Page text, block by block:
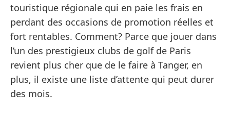
touristique régionale qui en paie les frais en
perdant des occasions de promotion réelles et
fort rentables. Comment? Parce que jouer dans
l’un des prestigieux clubs de golf de Paris
revient plus cher que de le faire à Tanger, en
plus, il existe une liste d’attente qui peut durer
des mois.